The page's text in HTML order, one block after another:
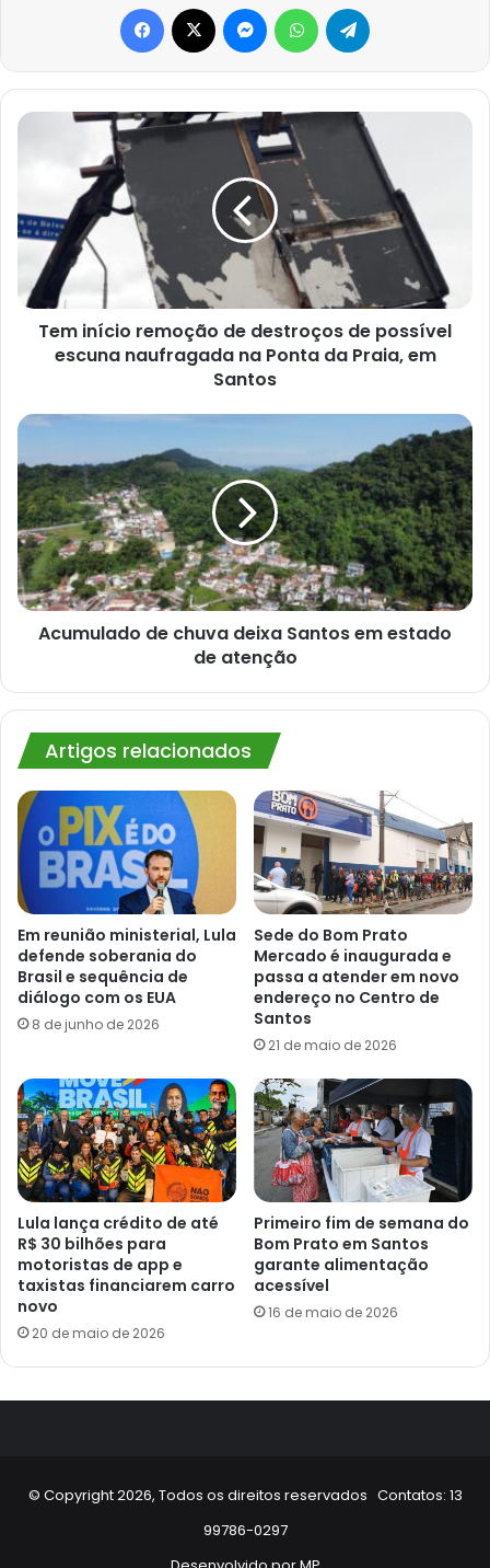
Facebook MessengerWhatsApp
Tem
remoção
destroços
de
possível
escuna
naufragada
Ponta
em
Tem início remoção de destroços de possível
escuna naufragada na Ponta da Praia, em
Santos
Acumulado
chuva
deixa
Santos
em
estado
de
atenção
Acumulado de chuva deixa Santos em estado
de atenção
Artigos relacionados
Em reunião ministerial, Lula
defende soberania do
Brasil e sequência de
diálogo com os EUA
8 de junho de 2026
Sede do Bom Prato
Mercado é inaugurada e
passa a atender em novo
endereço no Centro de
Santos
21 de maio de 2026
Lula lança crédito de até
R$ 30 bilhões para
motoristas de app e
taxistas financiarem carro
novo
20 de maio de 2026
Primeiro fim de semana do
Bom Prato em Santos
garante alimentação
acessível
16 de maio de 2026
© Copyright 2026, Todos os direitos reservados Contatos: 13
99786-0297